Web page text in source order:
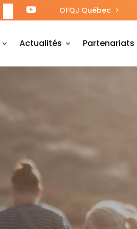
OFQJ Québec
Actualités Partenariats